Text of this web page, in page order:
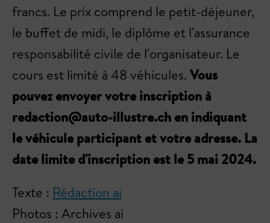
francs. Le prix comprend le petit-déjeuner,
le buffet de midi, le diplôme et l'assurance
responsabilité civile de l'organisateur. Le
cours est limité à 48 véhicules. Vous
pouvez envoyer votre inscription à
redaction@auto-illustre.ch en indiquant
le véhicule participant et votre adresse. La
date limite d'inscription est le 5 mai 2024.
Texte : Rédaction ai
Photos : Archives ai